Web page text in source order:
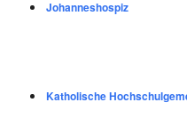
Johanneshospiz
Katholische